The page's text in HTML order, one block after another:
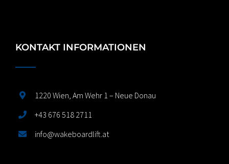
KONTAKT INFORMATIONEN
1220 Wien, Am Wehr 1 – Neue Donau
+43 676 518 2711
info@wakeboardlift.at